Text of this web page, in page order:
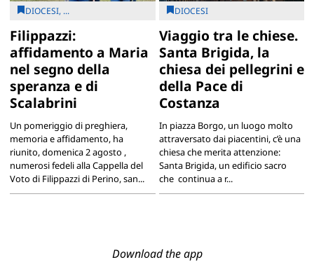
DIOCESI, ...
Filippazzi:
affidamento a Maria
nel segno della
speranza e di
Scalabrini
Un pomeriggio di preghiera,
memoria e affidamento, ha
riunito, domenica 2 agosto ,
numerosi fedeli alla Cappella del
Voto di Filippazzi di Perino, san...
DIOCESI
Viaggio tra le chiese.
Santa Brigida, la
chiesa dei pellegrini e
della Pace di
Costanza
In piazza Borgo, un luogo molto
attraversato dai piacentini, c’è una
chiesa che merita attenzione:
Santa Brigida, un edificio sacro
che continua a r...
Download the app